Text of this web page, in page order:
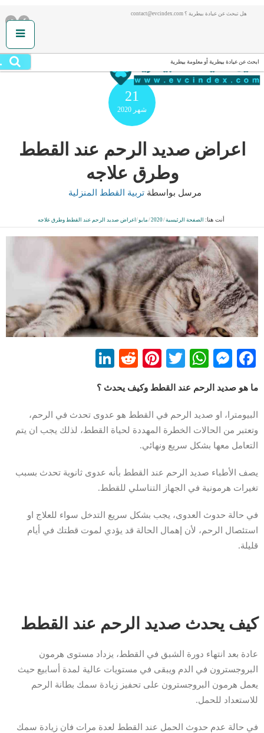
هل تبحث عن عيادة بيطرية ؟ contact@evcindex.com
ابحث عن عيادة بيطرية أو معلومة بيطرية
21
شهر 2020
اعراض صديد الرحم عند القطط
وطرق علاجه
مرسل بواسطة تربية القطط المنزلية
أنت هنا: الصفحة الرئيسية/
2020
/ مايو/اعراض صديد الرحم عند القطط وطرق علاجه
Facebook
Messenger
WhatsApp
Twitter
Pinterest
Reddit
ما هو صديد الرحم عند القطط وكيف يحدث ؟
البيومترا، او صديد الرحم في القطط هو عدوى تحدث في الرحم،
وتعتبر من الحالات الخطرة المهددة لحياة القطط، لذلك يجب ان يتم
التعامل معها بشكل سريع ونهائي.
يصف الأطباء صديد الرحم عند القطط بأنه عدوى ثانوية تحدث بسبب
تغيرات هرمونية في الجهاز التناسلي للقطط.
في حالة حدوث العدوى، يجب بشكل سريع التدخل سواء للعلاج او
استئصال الرحم، لأن إهمال الحالة قد يؤدي لموت قطتك في أيام
قليلة.
كيف يحدث صديد الرحم عند القطط
عادة بعد انتهاء دورة الشبق في القطط، يزداد مستوى هرمون
البروجسترون في الدم ويبقى في مستويات عالية لمدة أسابيع حيث
يعمل هرمون البروجسترون على تحفيز زيادة سمك بطانة الرحم
للاستعداد للحمل.
في حالة عدم حدوث الحمل عند القطط لعدة مرات فان زيادة سمك